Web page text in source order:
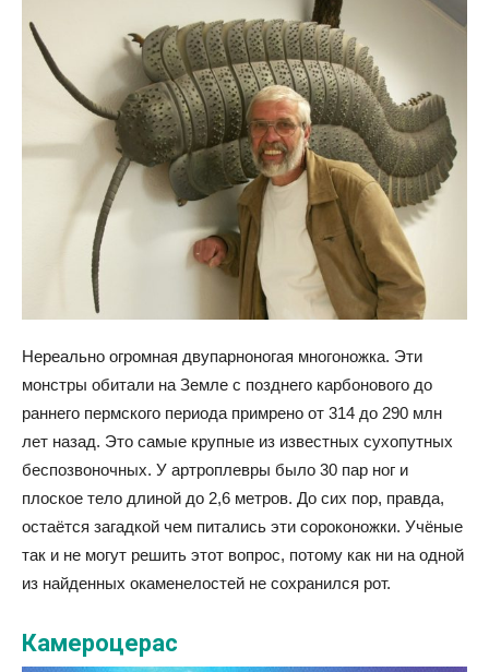
Нереально огромная двупарноногая многоножка. Эти
монстры обитали на Земле с позднего карбонового до
раннего пермского периода примрено от 314 до 290 млн
лет назад. Это самые крупные из известных сухопутных
беспозвоночных. У артроплевры было 30 пар ног и
плоское тело длиной до 2,6 метров. До сих пор, правда,
остаётся загадкой чем питались эти сороконожки. Учёные
так и не могут решить этот вопрос, потому как ни на одной
из найденных окаменелостей не сохранился рот.
Камероцерас